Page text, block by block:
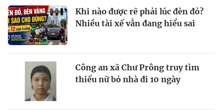
Khi nào được rẽ phải lúc đèn đỏ?
Nhiều tài xế vẫn đang hiểu sai
Công an xã Chư Prông truy tìm
thiếu nữ bỏ nhà đi 10 ngày